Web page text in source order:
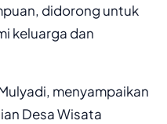
didorong untuk
keluarga dan
menyampaikan
Desa Wisata